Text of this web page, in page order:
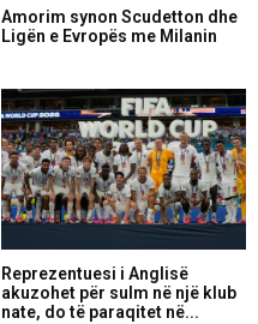
Amorim synon Scudetton dhe
Ligën e Evropës me Milanin
Reprezentuesi i Anglisë
akuzohet për sulm në një klub
nate, do të paraqitet në...